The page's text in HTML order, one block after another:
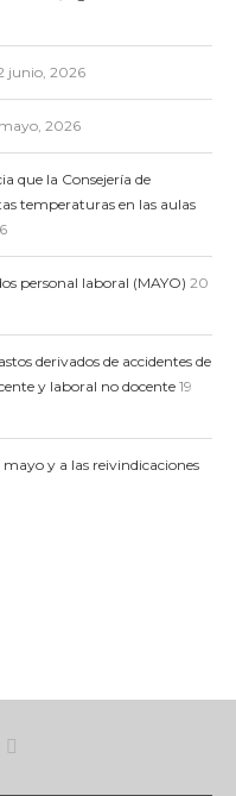
junio, 2026
2026
que la Consejería de
temperaturas en las aulas
personal laboral (MAYO) 20
derivados de accidentes de
y laboral no docente 19
mayo y a las reivindicaciones